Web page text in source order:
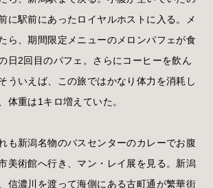
に駅前にあったロイヤルホストに入る。メ
ら、期間限定メニューのメロンパフェが食
日2回目のパフェ。さらにコーヒーを飲ん
ういえば、この旅ではかなり体力を消耗し
体重は1キロ増えていた。
も新潟名物のバスセンターのカレーでお腹
美術館へ行き、マン・レイ展を見る。新潟
信濃川を渡って海側にある古町通が繁華街